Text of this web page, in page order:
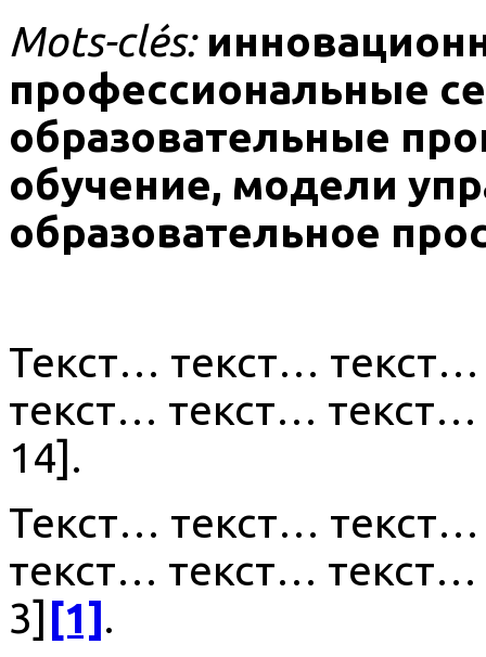
Mots-clés:
профессиональные
образовательные
обучение, модели
образовательное
Текст… текст…
текст… текст…
14].
Текст… текст…
текст… текст…
3] [1] .